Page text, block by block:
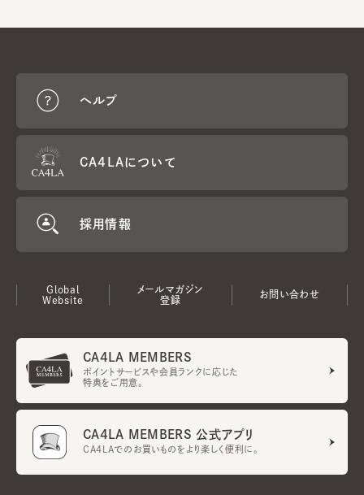
ヘルプ
CA4LAについて
採用情報
Global
Website
メールマガジン
登録
お問い合わせ
CA4LA MEMBERS
ポイントサービスや会員ランクに応じた
特典をご用意。
CA4LA MEMBERS 公式アプリ
CA4LAでのお買いものをより楽しく便利に。